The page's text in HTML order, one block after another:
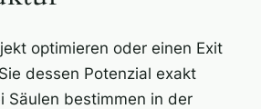
optimieren oder einen Exit
dessen Potenzial exakt
Säulen bestimmen in der